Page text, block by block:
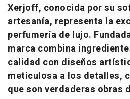
Xerjoff, conocida por su
artesanía, representa la
perfumería de lujo.
marca combina
calidad con diseños
meticulosa a los detalles,
que son verdaderas obras